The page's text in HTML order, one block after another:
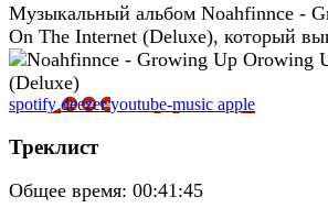
Музыкальный альбом Noahfinnce -
On The Internet (Deluxe), который
spotifydeezeryoutube-music apple
Треклист
Общее время: 00:41:45